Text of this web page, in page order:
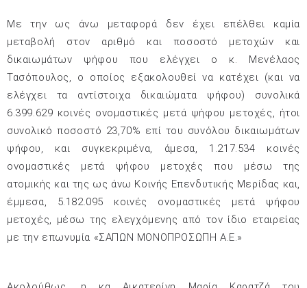
Με την ως άνω μεταφορά δεν έχει επέλθει καμία
μεταβολή στον αριθμό και ποσοστό μετοχών και
δικαιωμάτων ψήφου που ελέγχει ο κ. Μενέλαος
Τασόπουλος, ο οποίος εξακολουθεί να κατέχει (και να
ελέγχει τα αντίστοιχα δικαιώματα ψήφου) συνολικά
6.399.629 κοινές ονομαστικές μετά ψήφου μετοχές, ήτοι
συνολικό ποσοστό 23,70% επί του συνόλου δικαιωμάτων
ψήφου, και συγκεκριμένα, άμεσα, 1.217.534 κοινές
ονομαστικές μετά ψήφου μετοχές που μέσω της
ατομικής και της ως άνω Κοινής Επενδυτικής Μερίδας και,
έμμεσα, 5.182.095 κοινές ονομαστικές μετά ψήφου
μετοχές, μέσω της ελεγχόμενης από τον ίδιο εταιρείας
με την επωνυμία «ΣΑΠΩΝ ΜΟΝΟΠΡΟΣΩΠΗ Α.Ε.»